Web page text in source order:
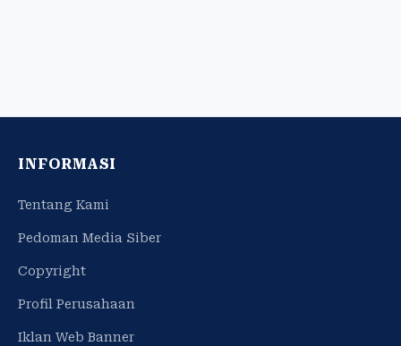
INFORMASI
Tentang Kami
Pedoman Media Siber
Copyright
Profil Perusahaan
Iklan Web Banner